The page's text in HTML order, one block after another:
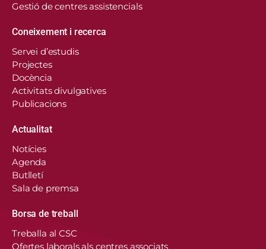
de Catalunya fa servir cookies pròpies i de
Gestió de centres assistencials
Coneixement i recerca
Servei d’estudis
Projectes
Docència
Activitats divulgatives
Publicacions
Actualitat
Notícies
Agenda
Butlletí
Sala de premsa
Borsa de treball
Treballa al CSC
Ofertes laborals als centres associats